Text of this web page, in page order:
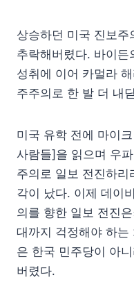
상승하던 미국 진보주
추락해버렸다. 바이든
성취에 이어 카멀라
주주의로 한 발 더 내
미국 유학 전에 마이
사람들]을 읽으며 우
주의로 일보 전진하
각이 났다. 이제 데이
의를 향한 일보 전진
대까지 걱정해야 하는
은 한국 민주당이 아
버렸다.